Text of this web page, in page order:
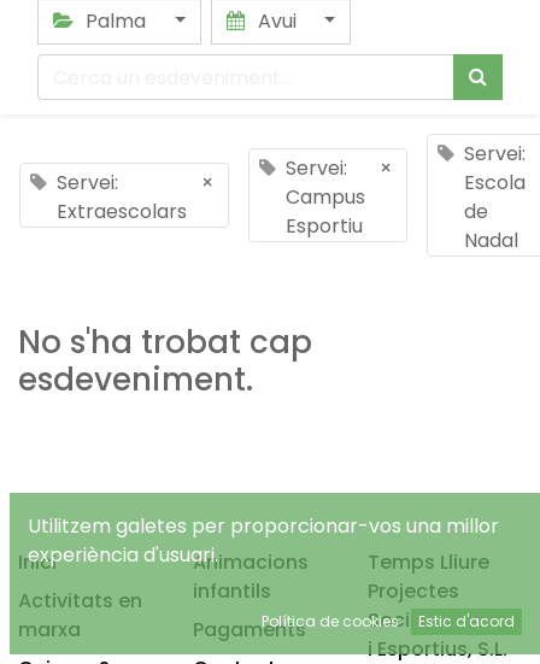
Palma
Avui
Servei:
Extraescolars
×
Servei:
Campus
Esportiu
×
Servei:
Escola
de
Nadal
No s'ha trobat cap
esdeveniment.
Inici
Activitats en
marxa
Animacions
infantils
Pagaments
Temps Lliure
Projectes
Socioeducatius
i Esportius, S.L.
Utilitzem galetes per proporcionar-vos una millor
experiència d'usuari.
Política de cookies Estic d'acord